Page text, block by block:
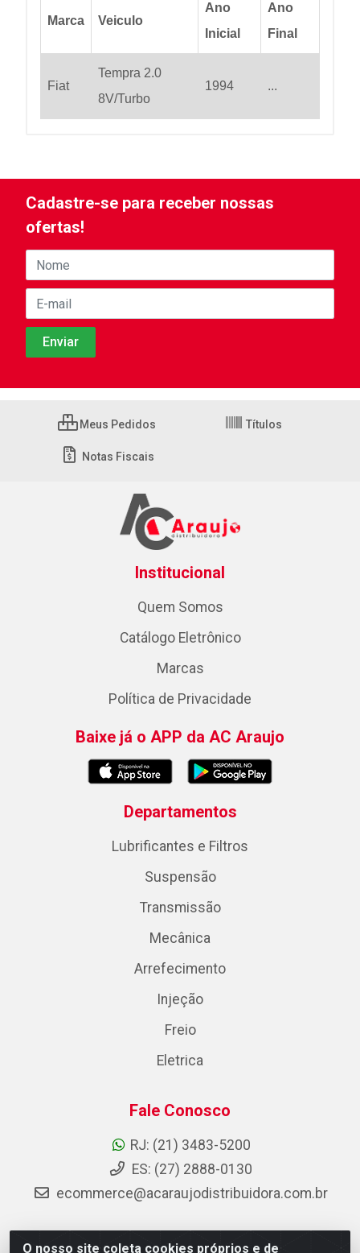
Marca Veiculo
Ano
Inicial
Ano
Final
Fiat
Tempra 2.0
8V/Turbo
1994 ...
O nosso site coleta cookies próprios e de
Cadastre-se para receber nossas
ofertas!
Meus Pedidos Títulos
Notas Fiscais
Institucional
Quem Somos
Catálogo Eletrônico
Marcas
Política de Privacidade
Baixe já o APP da AC Araujo
Departamentos
Lubrificantes e Filtros
Suspensão
Transmissão
Mecânica
Arrefecimento
Injeção
Freio
Eletrica
Fale Conosco
RJ: (21) 3483-5200
ES: (27) 2888-0130
ecommerce@acaraujodistribuidora.com.br